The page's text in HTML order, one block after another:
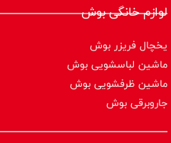
لوازم خانگی بوش
یخچال فریزر بوش
ماشین لباسشویی بوش
ماشین ظرفشویی بوش
جاروبرقی بوش